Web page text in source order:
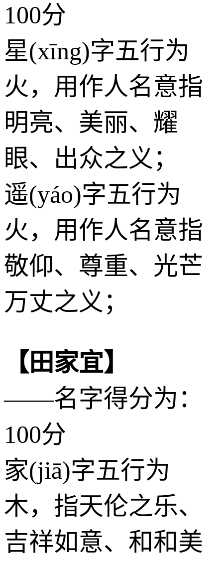
100分
星(xīng)字五行为
火 ，用作人名意指
明亮、美丽、耀
眼、出众之义；
遥(yáo)字五行为
火 ，用作人名意指
敬仰、尊重、光芒
万丈之义；
【田家宜】
——名字得分为：
100分
家(jiā)字五行为
木，指天伦之乐、
吉祥如意、和和美